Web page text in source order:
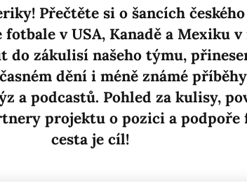
Přečtěte si o šancích
v USA, Kanadě a Mexiku v
do zákulisí našeho týmu,
dění i méně známé
a podcastů. Pohled za kulisy,
projektu o pozici a podpoře
cesta je cíl!